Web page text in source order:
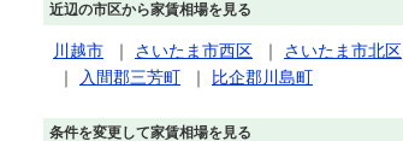
近辺の市区から家賃相場を見る
川越市 ｜ さいたま市西区 ｜ さいたま市北区
｜
入間郡三芳町 ｜ 比企郡川島町
条件を変更して家賃相場を見る